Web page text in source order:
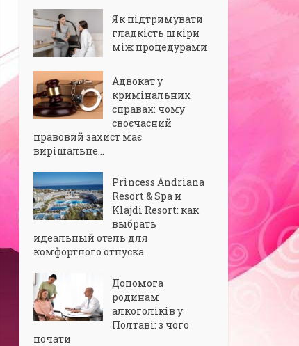
Як підтримувати
гладкість шкіри
між процедурами
Адвокат у
кримінальних
справах: чому
своєчасний
правовий захист має
вирішальне...
Princess Andriana
Resort & Spa и
Klajdi Resort: как
выбрать
идеальный отель для
комфортного отпуска
Допомога
родинам
алкоголіків у
Полтаві: з чого
почати